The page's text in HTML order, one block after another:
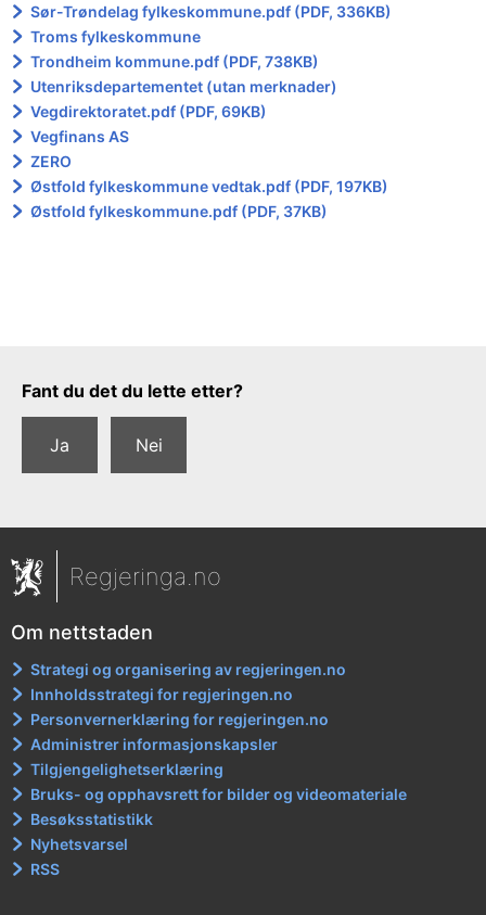
Sør-Trøndelag fylkeskommune.pdf (PDF, 336KB)
Troms fylkeskommune
Trondheim kommune.pdf (PDF, 738KB)
Utenriksdepartementet (utan merknader)
Vegdirektoratet.pdf (PDF, 69KB)
Vegfinans AS
ZERO
Østfold fylkeskommune vedtak.pdf (PDF, 197KB)
Østfold fylkeskommune.pdf (PDF, 37KB)
Tilbakemeldingsskjema
Fant du det du lette etter?
Ja Nei
Regjeringa.no
Om nettstaden
Strategi og organisering av regjeringen.no
Innholdsstrategi for regjeringen.no
Personvernerklæring for regjeringen.no
Administrer informasjonskapsler
Tilgjengelighetserklæring
Bruks- og opphavsrett for bilder og videomateriale
Besøksstatistikk
Nyhetsvarsel
RSS